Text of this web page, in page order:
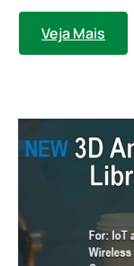
Veja Mais